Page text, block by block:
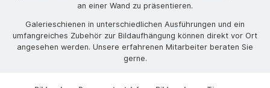
an einer Wand zu präsentieren.
Galerieschienen in unterschiedlichen Ausführungen und ein
umfangreiches Zubehör zur Bildaufhängung können direkt vor Ort
angesehen werden. Unsere erfahrenen Mitarbeiter beraten Sie
gerne.